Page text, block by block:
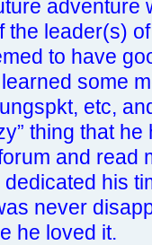
adventure
the leader(s)
to have
some
etc,
thing that
and read
his
never
he loved it.